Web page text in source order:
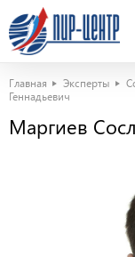
Главная Эксперты
Геннадьевич
Маргиев